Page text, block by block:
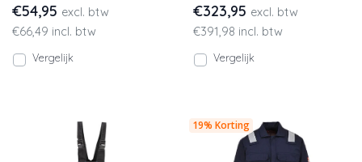
statisch. Deze werkoverall
€54,95 excl. btw
€66,49 incl. btw
Vergelijk
Veiligheidskleding.nl heeft
€323,95 excl. btw
€391,98 incl. btw
Vergelijk
19% Korting